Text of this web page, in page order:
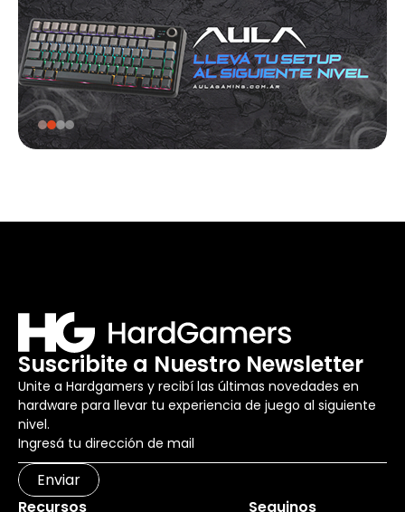
Suscribite a Nuestro Newsletter
Unite a Hardgamers y recibí las últimas novedades en
hardware para llevar tu experiencia de juego al siguiente
nivel.
Enviar
Recursos
Seguinos